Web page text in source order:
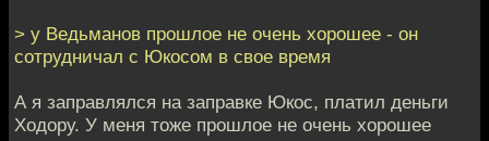
> у Ведьманов прошлое не очень хорошее - он
сотрудничал с Юкосом в свое время
А я заправлялся на заправке Юкос, платил деньги
Ходору. У меня тоже прошлое не очень хорошее